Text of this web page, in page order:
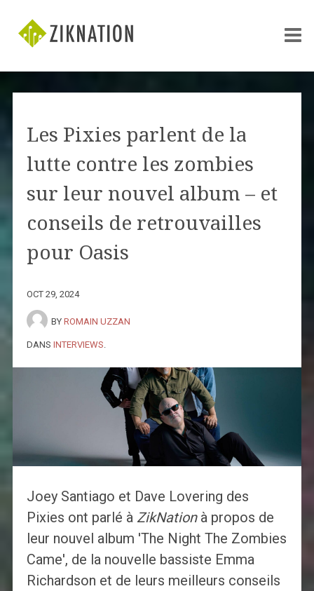
Les Pixies parlent de la
lutte contre les zombies
sur leur nouvel album – et
conseils de retrouvailles
pour Oasis
OCT 29, 2024
BY ROMAIN UZZAN
DANS INTERVIEWS
Joey Santiago et Dave Lovering des
Pixies ont parlé à ZikNationà propos de
leur nouvel album 'The Night The Zombies
Came', de la nouvelle bassiste Emma
Richardson et de leurs meilleurs conseils